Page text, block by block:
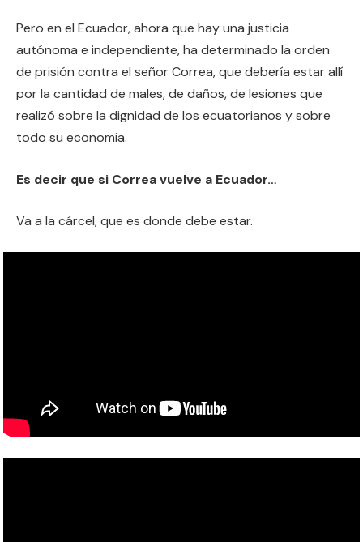
Pero en el Ecuador, ahora que hay una justicia
autónoma e independiente, ha determinado la orden
de prisión contra el señor Correa, que debería estar allí
por la cantidad de males, de daños, de lesiones que
realizó sobre la dignidad de los ecuatorianos y sobre
todo su economía.
Es decir que si Correa vuelve a Ecuador…
Va a la cárcel, que es donde debe estar.